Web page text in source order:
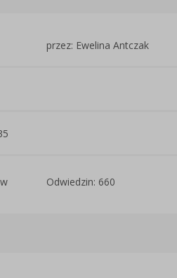
przez: Ewelina Antczak
Odwiedzin: 660